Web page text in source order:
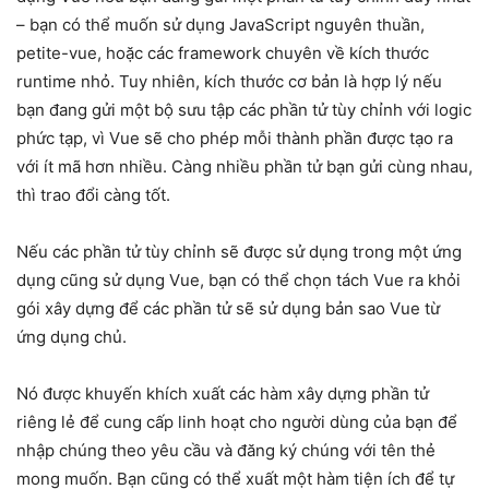
– bạn có thể muốn sử dụng JavaScript nguyên thuần,
petite-vue, hoặc các framework chuyên về kích thước
runtime nhỏ. Tuy nhiên, kích thước cơ bản là hợp lý nếu
bạn đang gửi một bộ sưu tập các phần tử tùy chỉnh với logic
phức tạp, vì Vue sẽ cho phép mỗi thành phần được tạo ra
với ít mã hơn nhiều. Càng nhiều phần tử bạn gửi cùng nhau,
thì trao đổi càng tốt.
Nếu các phần tử tùy chỉnh sẽ được sử dụng trong một ứng
dụng cũng sử dụng Vue, bạn có thể chọn tách Vue ra khỏi
gói xây dựng để các phần tử sẽ sử dụng bản sao Vue từ
ứng dụng chủ.
Nó được khuyến khích xuất các hàm xây dựng phần tử
riêng lẻ để cung cấp linh hoạt cho người dùng của bạn để
nhập chúng theo yêu cầu và đăng ký chúng với tên thẻ
mong muốn. Bạn cũng có thể xuất một hàm tiện ích để tự